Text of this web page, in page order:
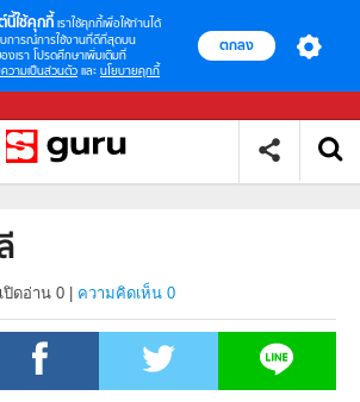
นี้ใช้คุกกี้ เราใช้คุกกี้เพื่อให้ท่านได้
บการณ์การใช้งานที่ดีที่สุดบน
องเรา โปรดศึกษาเพิ่มเติมที่
วามเป็นส่วนตัว และ นโยบายคุกกี้
ตกลง
เปิดอ่าน 0 ความคิดเห็น 0